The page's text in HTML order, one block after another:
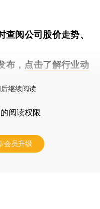
查阅公司股价走势、
布， 点击了解行业动
继续阅读
阅读权限
/会员升级